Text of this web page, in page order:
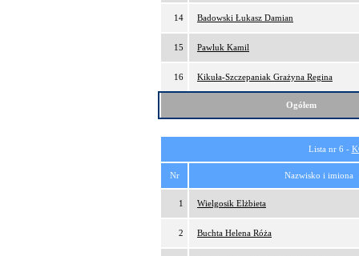
14 Badowski Łukasz Damian
15 Pawluk Kamil
16 Kikuła-Szczepaniak Grażyna Regina
Ogółem
Lista nr 6 -
Nr Nazwisko i imiona
1 Wielgosik Elżbieta
2 Buchta Helena Róża